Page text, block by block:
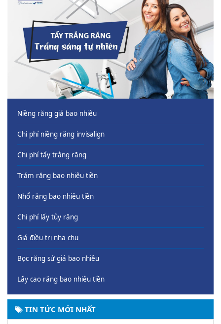
Niềng răng giá bao nhiêu
Chi phí niềng răng invisalign
Chi phí tẩy trắng răng
Trám răng bao nhiêu tiền
Nhổ răng bao nhiêu tiền
Chi phí lấy tủy răng
Giá điều trị nha chu
Bọc răng sứ giá bao nhiêu
Lấy cao răng bao nhiêu tiền
TIN TỨC MỚI NHẤT